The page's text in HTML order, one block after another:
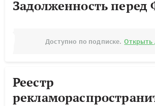
Задолженность
Доступно по подписке. Открыть
Реестр